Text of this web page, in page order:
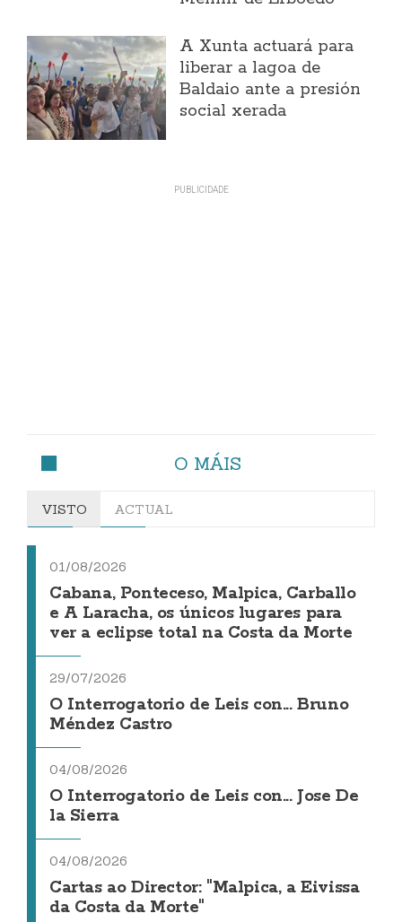
A Xunta actuará para
liberar a lagoa de
Baldaio ante a presión
social xerada
O MÁIS
VISTO ACTUAL
01/08/2026
Cabana, Ponteceso, Malpica, Carballo
e A Laracha, os únicos lugares para
ver a eclipse total na Costa da Morte
29/07/2026
O Interrogatorio de Leis con... Bruno
Méndez Castro
04/08/2026
O Interrogatorio de Leis con... Jose De
la Sierra
04/08/2026
Cartas ao Director: "Malpica, a Eivissa
da Costa da Morte"